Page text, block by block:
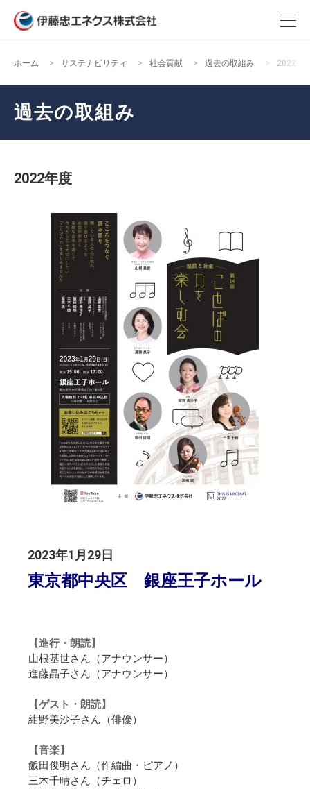
ホーム サステナビリティ 社会貢献 過去の取組み 2022年
過去の取組み
2022年度
2023年1月29日
東京都中央区 銀座王子ホール
【進行・朗読】
山根基世さん（アナウンサー）
進藤晶子さん（アナウンサー）
【ゲスト・朗読】
紺野美沙子さん（俳優）
【音楽】
飯田俊明さん（作編曲・ピアノ）
三木千晴さん（チェロ）